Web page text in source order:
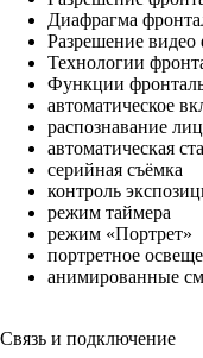
Диафрагма
Разрешение
Технологии
Функции
автоматическое
распознавание
автоматическая
серийная съëмка
контроль
режим таймера
режим «Портрет»
портретное
анимированные
Связь и подключение